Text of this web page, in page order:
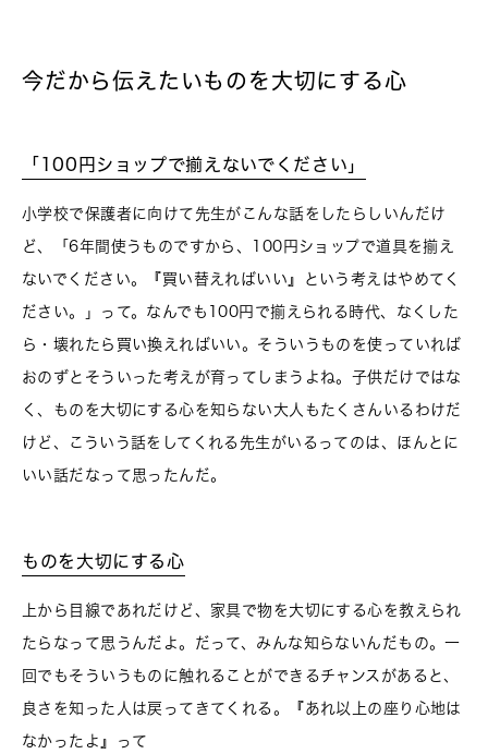
今だから伝えたいものを大切にする心
「100円ショップで揃えないでください」
小学校で保護者に向けて先生がこんな話をしたらしいんだけ
ど、「6年間使うものですから、100円ショップで道具を揃え
ないでください。『買い替えればいい』という考えはやめてく
ださい。」って。なんでも100円で揃えられる時代、なくした
ら・壊れたら買い換えればいい。そういうものを使っていれば
おのずとそういった考えが育ってしまうよね。子供だけではな
く、ものを大切にする心を知らない大人もたくさんいるわけだ
けど、こういう話をしてくれる先生がいるってのは、ほんとに
いい話だなって思ったんだ。
ものを大切にする心
上から目線であれだけど、家具で物を大切にする心を教えられ
たらなって思うんだよ。だって、みんな知らないんだもの。一
回でもそういうものに触れることができるチャンスがあると、
良さを知った人は戻ってきてくれる。『あれ以上の座り心地は
なかったよ』って